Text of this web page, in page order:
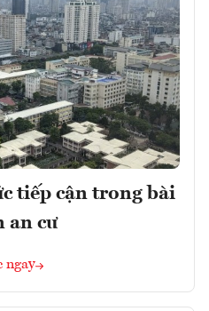
tiếp cận trong bài
an cư
ngay